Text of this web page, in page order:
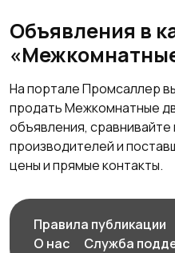
Объявления в
На портале Промсаллер
продать Межкомнатные
объявления,
производителей и
цены и прямые контакты.
Правила публикации
О нас
Служба